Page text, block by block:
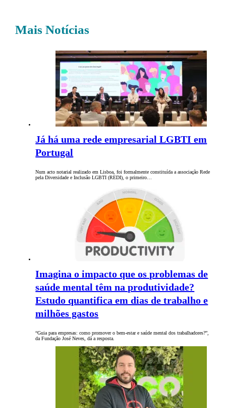
Mais Notícias
Já há uma rede empresarial LGBTI em
Portugal
Num acto notarial realizado em Lisboa, foi formalmente constituída a associação Rede
pela Diversidade e Inclusão LGBTI (REDI), o primeiro…
Imagina o impacto que os problemas de
saúde mental têm na produtividade?
Estudo quantifica em dias de trabalho e
milhões gastos
“Guia para empresas: como promover o bem-estar e saúde mental dos trabalhadores?”,
da Fundação José Neves, dá a resposta.